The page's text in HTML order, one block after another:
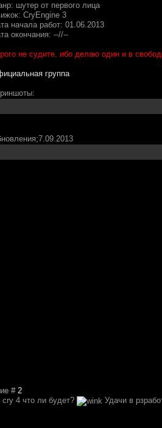
шутер от первого лица
CryEngine 3
начала работ: 01.06.2013
окончания: --//--
не судите, ибо делаю один и в
группа
# 2
cry 4 что ли будет? Удачи в